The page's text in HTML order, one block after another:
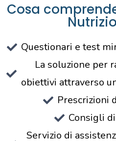
Cosa
Questionari e test
La soluzione per
obiettivi attraverso
Prescrizioni
Consigli
Servizio di